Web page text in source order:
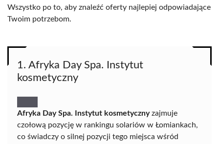
Wszystko po to, aby znaleźć oferty najlepiej odpowiadające
Twoim potrzebom.
1. Afryka Day Spa. Instytut
kosmetyczny
Afryka Day Spa. Instytut kosmetycznyzajmuje
czołową pozycję w rankingu solariów w Łomiankach,
co świadczy o silnej pozycji tego miejsca wśród